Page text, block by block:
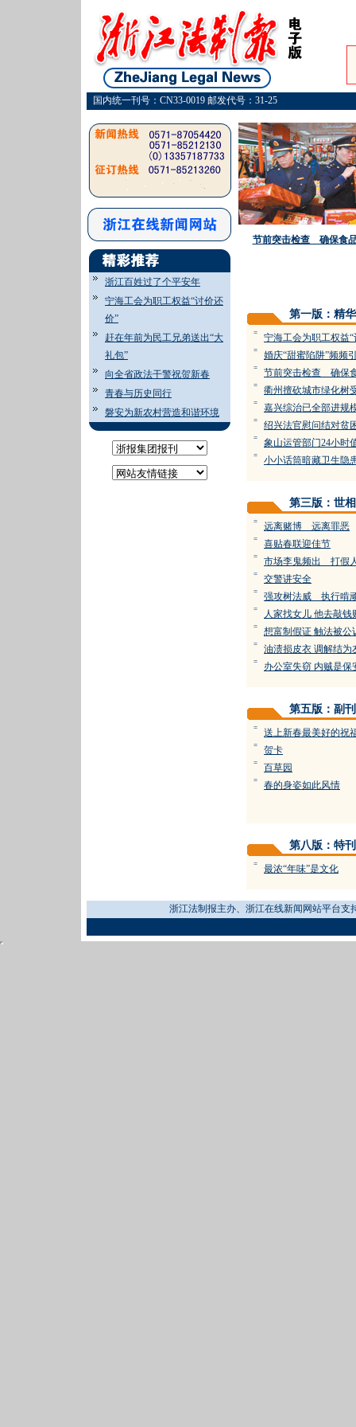
国内统一刊号：CN33-0019 邮发代号：31-25
浙江百姓过了个平安年
宁海工会为职工权益“讨价还
价”
赶在年前为民工兄弟送出“大
礼包”
向全省政法干警祝贺新春
青春与历史同行
磐安为新农村营造和谐环境
节前突击检查 确保食
第一版：精
= 宁海工会为职工权益“
= 婚庆“甜蜜陷阱”频频
= 节前突击检查 确保
= 衢州擅砍城市绿化树
= 嘉兴综治已全部进规
= 绍兴法官慰问结对贫
= 象山运管部门24小时
= 小小话筒暗藏卫生隐
第三版：世相
= 远离赌博 远离罪恶
= 喜贴春联迎佳节
= 市场李鬼频出 打假
= 交警讲安全
= 强攻树法威 执行啃
= 人家找女儿 他去敲钱
= 想富制假证 触法被公
= 油渍损皮衣 调解结为
= 办公室失窃 内贼是保
第五版：副刊
= 送上新春最美好的祝
= 贺卡
= 百草园
= 春的身姿如此风情
第八版：特刊
= 最浓“年味”是文化
浙江法制报主办、浙江在线新闻网站平台